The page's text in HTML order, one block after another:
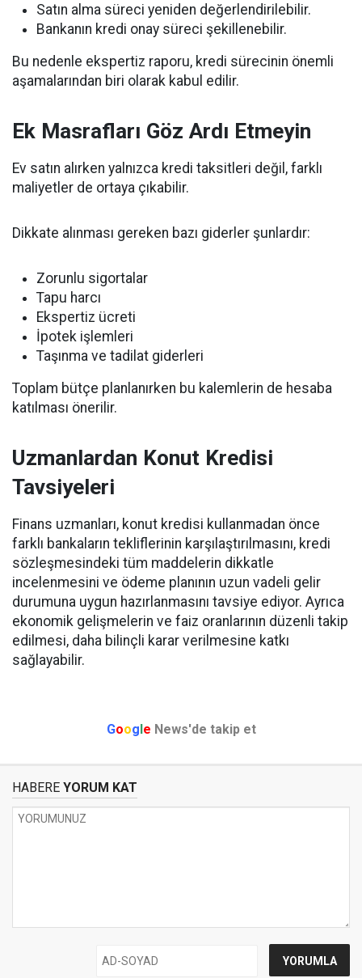
Satın alma süreci yeniden değerlendirilebilir.
Bankanın kredi onay süreci şekillenebilir.
Bu nedenle ekspertiz raporu, kredi sürecinin önemli
aşamalarından biri olarak kabul edilir.
Ek Masrafları Göz Ardı Etmeyin
Ev satın alırken yalnızca kredi taksitleri değil, farklı
maliyetler de ortaya çıkabilir.
Dikkate alınması gereken bazı giderler şunlardır:
Zorunlu sigortalar
Tapu harcı
Ekspertiz ücreti
İpotek işlemleri
Taşınma ve tadilat giderleri
Toplam bütçe planlanırken bu kalemlerin de hesaba
katılması önerilir.
Uzmanlardan Konut Kredisi
Tavsiyeleri
Finans uzmanları, konut kredisi kullanmadan önce
farklı bankaların tekliflerinin karşılaştırılmasını, kredi
sözleşmesindeki tüm maddelerin dikkatle
incelenmesini ve ödeme planının uzun vadeli gelir
durumuna uygun hazırlanmasını tavsiye ediyor. Ayrıca
ekonomik gelişmelerin ve faiz oranlarının düzenli takip
edilmesi, daha bilinçli karar verilmesine katkı
sağlayabilir.
Google News'de takip et
HABERE YORUM KAT